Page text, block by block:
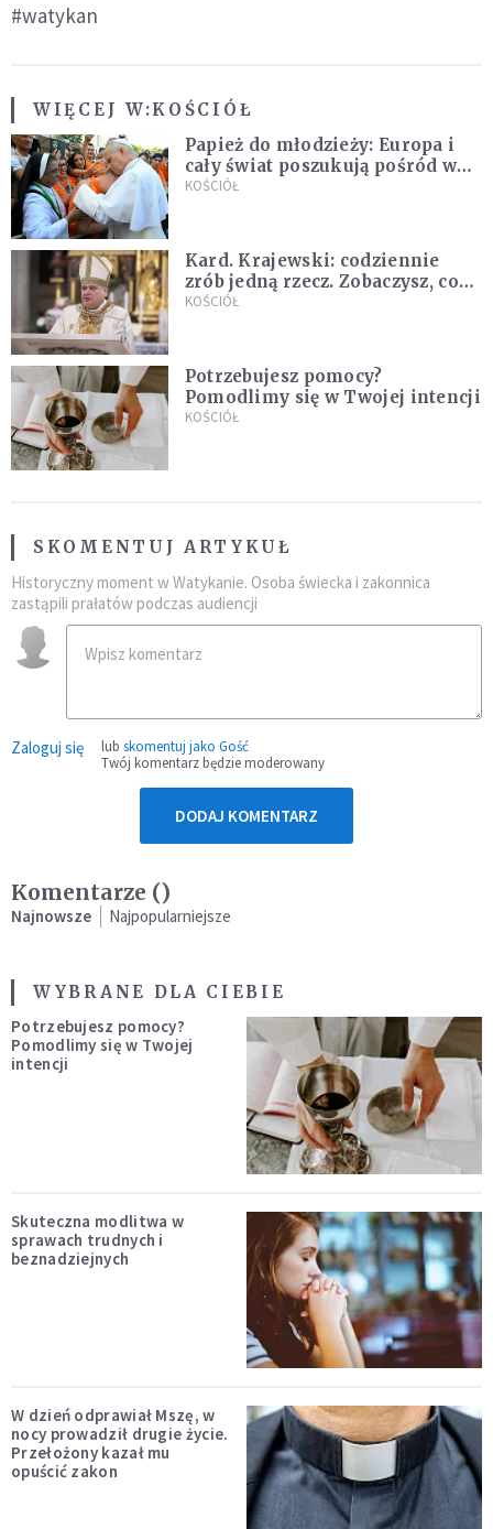
#watykan
WIĘCEJ W:KOŚCIÓŁ
Papież do młodzieży: Europa i
cały świat poszukują pośród was
nowych świętych
KOŚCIÓŁ
Kard. Krajewski: codziennie
zrób jedną rzecz. Zobaczysz, co
stanie się z twoim życiem
KOŚCIÓŁ
Potrzebujesz pomocy?
Pomodlimy się w Twojej intencji
KOŚCIÓŁ
SKOMENTUJ ARTYKUŁ
Historyczny moment w Watykanie. Osoba świecka i zakonnica
zastąpili prałatów podczas audiencji
Zaloguj się lub skomentuj jako Gość
Twój komentarz będzie moderowany
DODAJ KOMENTARZ
Komentarze ()
Najnowsze Najpopularniejsze
WYBRANE DLA CIEBIE
Potrzebujesz pomocy?
Pomodlimy się w Twojej
intencji
Skuteczna modlitwa w
sprawach trudnych i
beznadziejnych
W dzień odprawiał Mszę, w
nocy prowadził drugie życie.
Przełożony kazał mu
opuścić zakon